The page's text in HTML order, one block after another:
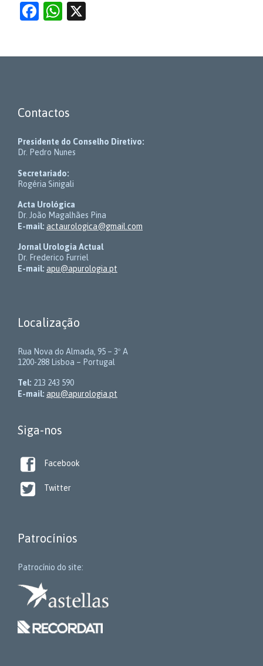
Facebook
WhatsApp
Contactos
Presidente do Conselho Diretivo:
Dr. Pedro Nunes
Secretariado:
Rogéria Sinigali
Acta Urológica
Dr. João Magalhães Pina
E-mail: actaurologica@gmail.com
Jornal Urologia Actual
Dr. Frederico Furriel
E-mail: apu@apurologia.pt
Localização
Rua Nova do Almada, 95 – 3º A
1200-288 Lisboa – Portugal
Tel: 213 243 590
E-mail: apu@apurologia.pt
Siga-nos
 Facebook
 Twitter
Patrocínios
Patrocínio do site: